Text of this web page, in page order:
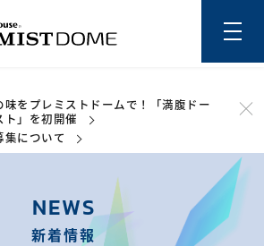
のページの本文を読む
をプレミストドームで！「満腹ドー
ト」を初開催
集について
NEWS
新着情報